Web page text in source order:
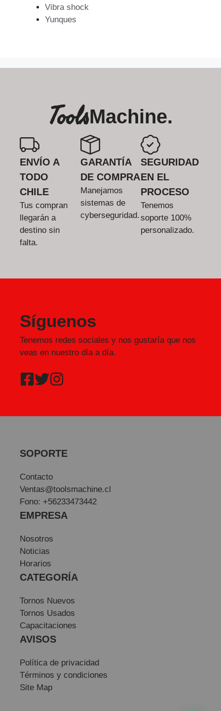
Vibra shock
Yunques
ToolsMachine.
ENVÍO A
TODO
CHILE
Tus compran
llegarán a
destino sin
falta.
GARANTÍA
DE COMPRA
Manejamos
sistemas de
cyberseguridad.
SEGURIDAD
EN EL
PROCESO
Tenemos
soporte 100%
personalizado.
Síguenos
Tenemos redes sociales y nos gustaría que nos
veas en nuestro día a día.
SOPORTE
Contacto
Ventas@toolsmachine.cl
Fono: +56233473442
EMPRESA
Nosotros
Noticias
Horarios
CATEGORÍA
Tornos Nuevos
Tornos Usados
Capacitaciones
AVISOS
Política de privacidad
Términos y condiciones
Site Map